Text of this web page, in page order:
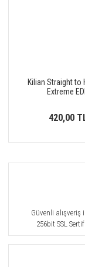
Kilian Straight to
Extreme
420,00
Güvenli alışveriş
256bit SSL